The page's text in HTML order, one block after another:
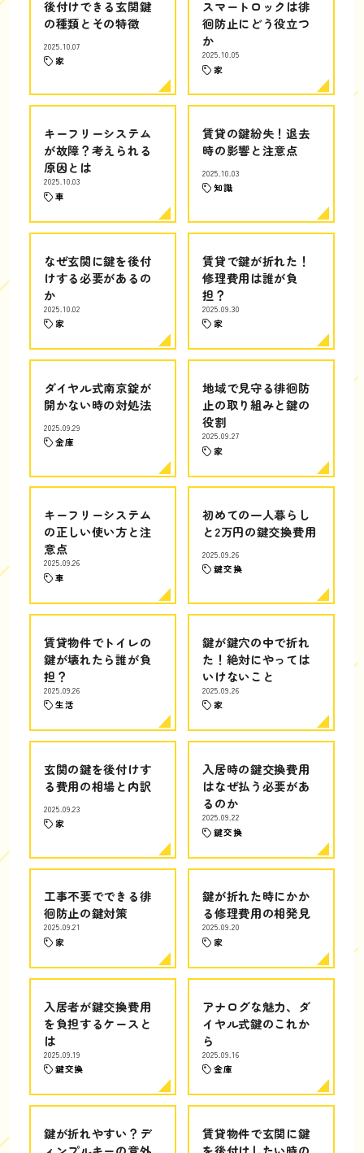
後付けできる玄関鍵
の種類とその特徴
2025.10.07
家
スマートロックは徘
徊防止にどう役立つ
か
2025.10.05
家
キーフリーシステム
が故障？考えられる
原因とは
2025.10.03
車
賃貸の鍵紛失！退去
時の影響と注意点
2025.10.03
知識
なぜ玄関に鍵を後付
けする必要があるの
か
2025.10.02
家
賃貸で鍵が折れた！
修理費用は誰が負
担？
2025.09.30
家
ダイヤル式南京錠が
開かない時の対処法
2025.09.29
金庫
地域で見守る徘徊防
止の取り組みと鍵の
役割
2025.09.27
家
キーフリーシステム
の正しい使い方と注
意点
2025.09.26
車
初めての一人暮らし
と2万円の鍵交換費用
2025.09.26
鍵交換
賃貸物件でトイレの
鍵が壊れたら誰が負
担？
2025.09.26
生活
鍵が鍵穴の中で折れ
た！絶対にやっては
いけないこと
2025.09.26
家
玄関の鍵を後付けす
る費用の相場と内訳
2025.09.23
家
入居時の鍵交換費用
はなぜ払う必要があ
るのか
2025.09.22
鍵交換
工事不要でできる徘
徊防止の鍵対策
2025.09.21
家
鍵が折れた時にかか
る修理費用の相発見
2025.09.20
家
入居者が鍵交換費用
を負担するケースと
は
2025.09.19
鍵交換
アナログな魅力、ダ
イヤル式鍵のこれか
ら
2025.09.16
金庫
鍵が折れやすい？デ
賃貸物件で玄関に鍵